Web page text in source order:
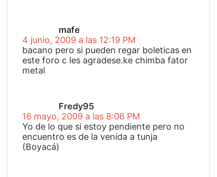
mafe
:
4 junio, 2009 a las 12:19 PM
bacano pero si pueden regar boleticas en
este foro c les agradese.ke chimba fator
metal
Fredy95
:
16 mayo, 2009 a las 8:06 PM
Yo de lo que si estoy pendiente pero no
encuentro es de la venida a tunja
(Boyacá)